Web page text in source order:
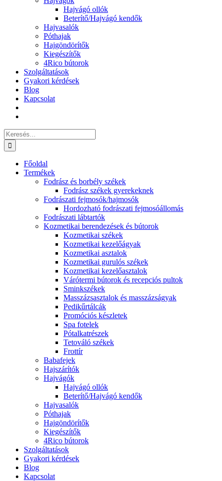
Hajvágó ollók
Beterítő/Hajvágó kendők
Hajvasalók
Póthajak
Hajgöndörítők
Kiegészítők
4Rico bútorok
Szolgáltatások
Gyakori kérdések
Blog
Kapcsolat
Keresés...
Főoldal
Termékek
Fodrász és borbély székek
Fodrász székek gyerekeknek
Fodrászati fejmosók/hajmosók
Hordozható fodrászati fejmosóállomás
Fodrászati lábtartók
Kozmetikai berendezések és bútorok
Kozmetikai székek
Kozmetikai kezelőágyak
Kozmetikai asztalok
Kozmetikai gurulós székek
Kozmetikai kezelőasztalok
Várótermi bútorok és recepciós pultok
Sminkszékek
Masszázsasztalok és masszázságyak
Pedikűrtálcák
Promóciós készletek
Spa fotelek
Pótalkatrészek
Tetováló székek
Frottír
Babafejek
Hajszárítók
Hajvágók
Hajvágó ollók
Beterítő/Hajvágó kendők
Hajvasalók
Póthajak
Hajgöndörítők
Kiegészítők
4Rico bútorok
Szolgáltatások
Gyakori kérdések
Blog
Kapcsolat